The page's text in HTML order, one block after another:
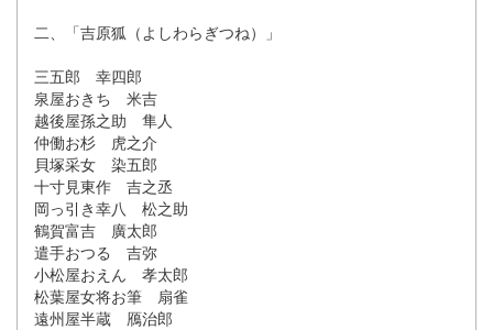
二、「吉原狐（よしわらぎつね）」
三五郎 幸四郎
泉屋おきち 米吉
越後屋孫之助 隼人
仲働お杉 虎之介
貝塚采女 染五郎
十寸見東作 吉之丞
岡っ引き幸八 松之助
鶴賀富吉 廣太郎
遣手おつる 吉弥
小松屋おえん 孝太郎
松葉屋女将お筆 扇雀
遠州屋半蔵 鴈治郎